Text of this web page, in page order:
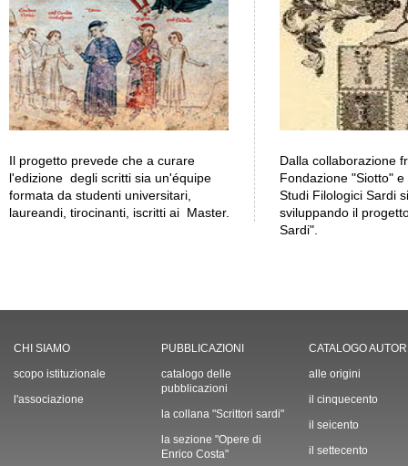
Il progetto prevede che a curare
l'edizione degli scritti sia un'équipe
formata da studenti universitari,
laureandi, tirocinanti, iscritti ai Master.
Dalla collaborazione
Fondazione "Siotto"
Studi Filologici Sardi
sviluppando il
Sardi".
CHI SIAMO
scopo istituzionale
l'associazione
PUBBLICAZIONI
catalogo delle
pubblicazioni
la collana "Scrittori sardi"
la sezione "Opere di
Enrico Costa"
CATALOGO
alle origini
il cinquecento
il seicento
il settecento